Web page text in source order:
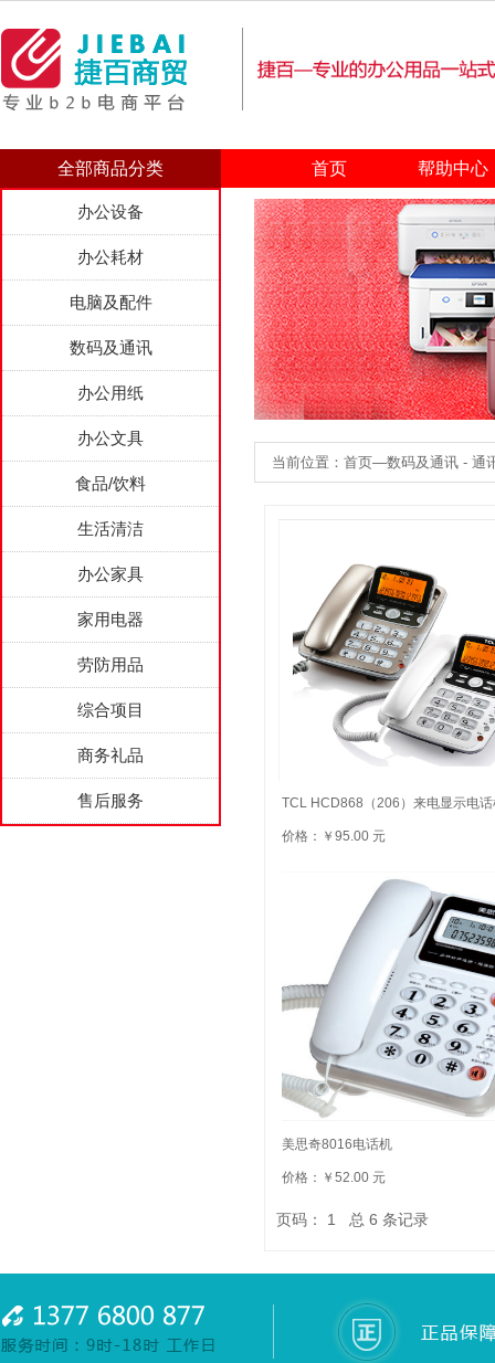
全部商品分类 首页 帮助中心
办公设备
办公耗材
电脑及配件
数码及通讯
办公用纸
办公文具
食品/饮料
生活清洁
办公家具
家用电器
劳防用品
综合项目
商务礼品
售后服务
当前位置：首页—数码及通讯 - 通
TCL HCD868（206）来电显示电话
价格：￥95.00 元
美思奇8016电话机
价格：￥52.00 元
页码： 1 总 6 条记录